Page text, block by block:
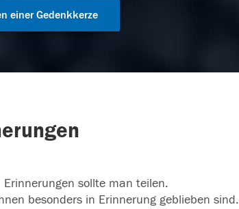
einer Gedenkkerze
Erinnerungen sollte man teilen.
besonders in Erinnerung geblieben sind.